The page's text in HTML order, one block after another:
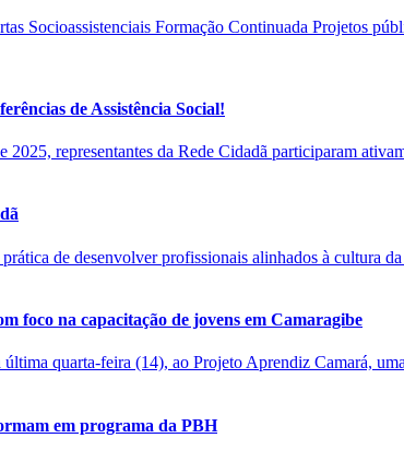
Socioassistenciais Formação Continuada Projetos
de Assistência Social!
2025, representantes da Rede Cidadã participaram
de desenvolver profissionais alinhados à cultura
foco na capacitação de jovens em Camaragibe
quarta-feira (14), ao Projeto Aprendiz Camará,
em programa da PBH